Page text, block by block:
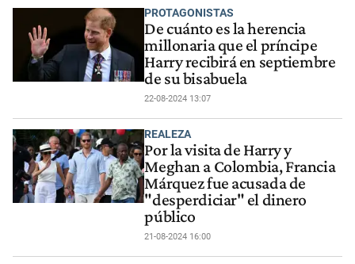
PROTAGONISTAS
De cuánto es la herencia
millonaria que el príncipe
Harry recibirá en septiembre
de su bisabuela
22-08-2024 13:07
REALEZA
Por la visita de Harry y
Meghan a Colombia, Francia
Márquez fue acusada de
"desperdiciar" el dinero
público
21-08-2024 16:00